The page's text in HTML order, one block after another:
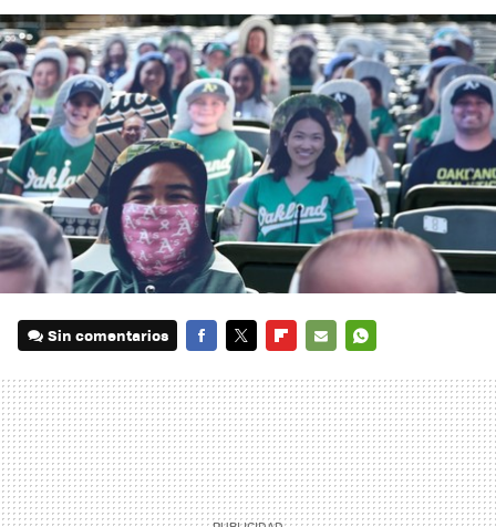
Sin comentarios
MAIL